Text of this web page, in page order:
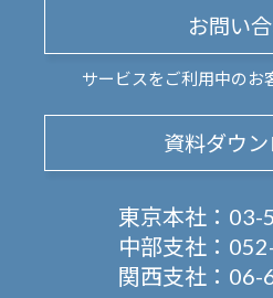
お問い
サービスをご利用中のお
資料ダウ
東京本社： 03-
中部支社：
関西支社： 06-